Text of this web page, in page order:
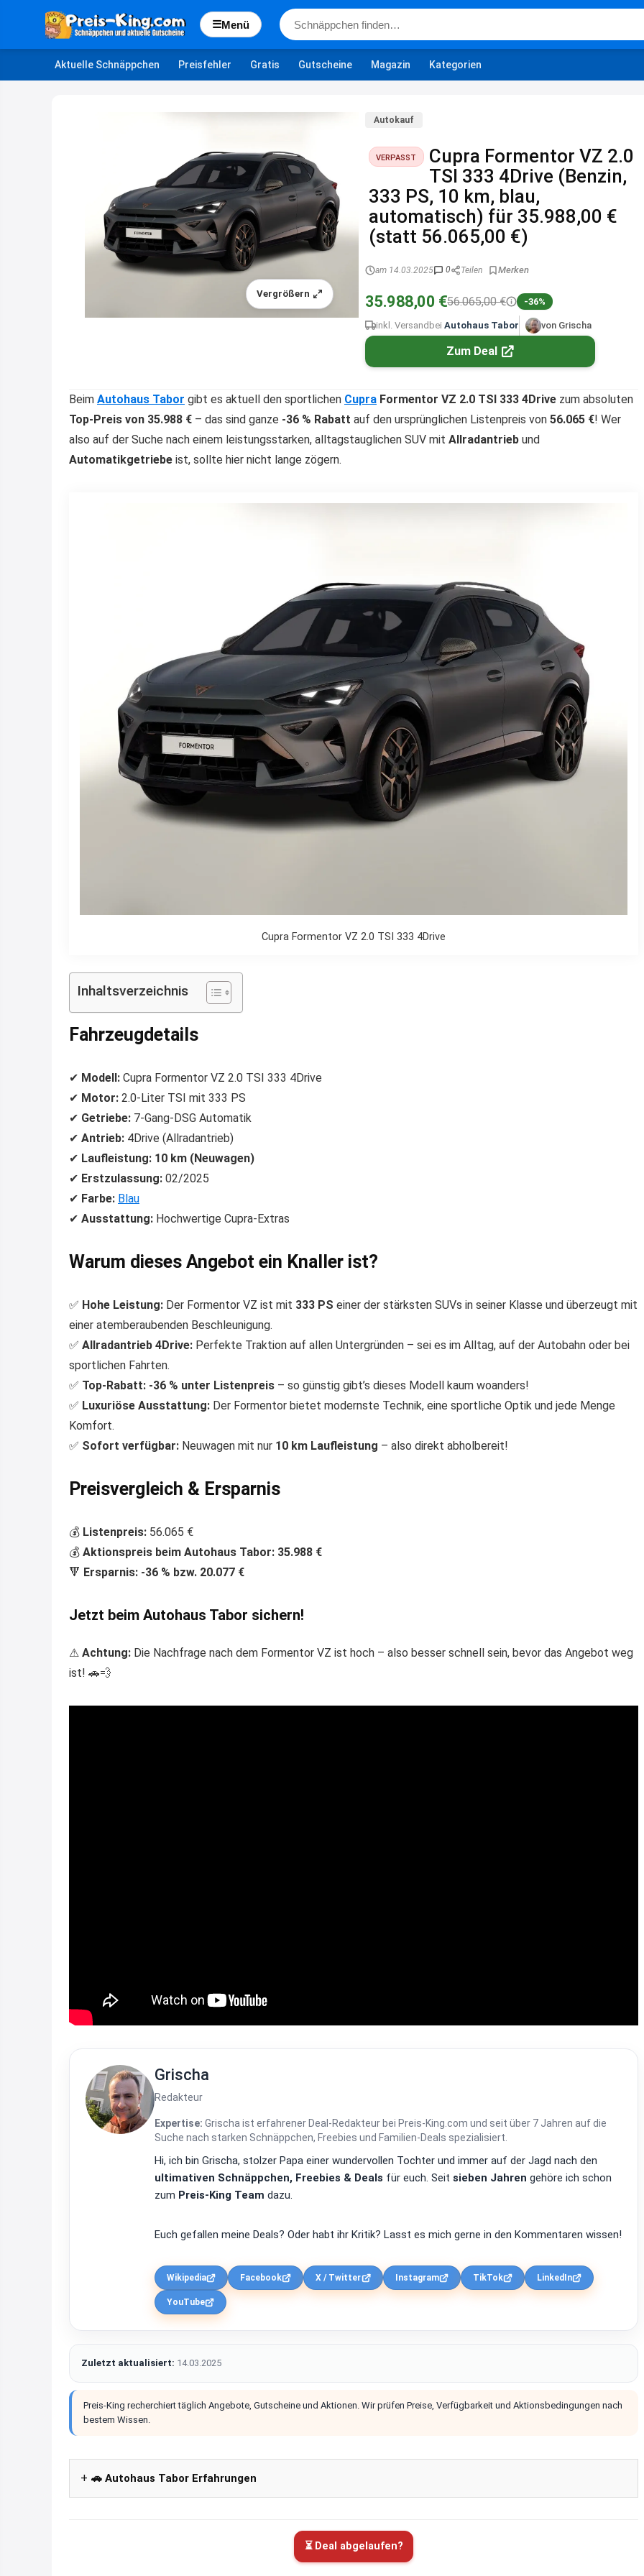
☰Menü
Aktuelle Schnäppchen Preisfehler Gratis Gutscheine Magazin Kategorien
Vergrößern
Autokauf
VERPASST
Cupra Formentor VZ 2.0
TSI 333 4Drive (Benzin,
333 PS, 10 km, blau,
automatisch) für 35.988,00 €
(statt 56.065,00 €)
am 14.03.2025 0 Teilen
35.988,00 €56.065,00 € -36%
inkl. Versand bei Autohaus Tabor von Grischa
Zum Deal
Beim Autohaus Tabor gibt es aktuell den sportlichen Cupra Formentor VZ 2.0 TSI 333 4Drive zum absoluten
Top-Preis von 35.988 € – das sind ganze -36 % Rabatt auf den ursprünglichen Listenpreis von 56.065 €! Wer
also auf der Suche nach einem leistungsstarken, alltagstauglichen SUV mit Allradantrieb und
Automatikgetriebe ist, sollte hier nicht lange zögern.
Cupra Formentor VZ 2.0 TSI 333 4Drive
Inhaltsverzeichnis
Fahrzeugdetails
✔ Modell: Cupra Formentor VZ 2.0 TSI 333 4Drive
✔ Motor: 2.0-Liter TSI mit 333 PS
✔ Getriebe: 7-Gang-DSG Automatik
✔ Antrieb: 4Drive (Allradantrieb)
✔ Laufleistung: 10 km (Neuwagen)
✔ Erstzulassung: 02/2025
✔ Farbe: Blau
✔ Ausstattung: Hochwertige Cupra-Extras
Warum dieses Angebot ein Knaller ist?
✅ Hohe Leistung: Der Formentor VZ ist mit 333 PS einer der stärksten SUVs in seiner Klasse und überzeugt mit
einer atemberaubenden Beschleunigung.
✅ Allradantrieb 4Drive: Perfekte Traktion auf allen Untergründen – sei es im Alltag, auf der Autobahn oder bei
sportlichen Fahrten.
✅ Top-Rabatt: -36 % unter Listenpreis – so günstig gibt’s dieses Modell kaum woanders!
✅ Luxuriöse Ausstattung: Der Formentor bietet modernste Technik, eine sportliche Optik und jede Menge
Komfort.
✅ Sofort verfügbar: Neuwagen mit nur 10 km Laufleistung – also direkt abholbereit!
Preisvergleich & Ersparnis
💰 Listenpreis: 56.065 €
💰 Aktionspreis beim Autohaus Tabor: 35.988 €
🔻 Ersparnis: -36 % bzw. 20.077 €
Jetzt beim Autohaus Tabor sichern!
⚠ Achtung: Die Nachfrage nach dem Formentor VZ ist hoch – also besser schnell sein, bevor das Angebot weg
ist! 🚗💨
Grischa
Redakteur
Expertise: Grischa ist erfahrener Deal-Redakteur bei Preis-King.com und seit über 7 Jahren auf die
Suche nach starken Schnäppchen, Freebies und Familien-Deals spezialisiert.
Hi, ich bin Grischa, stolzer Papa einer wundervollen Tochter und immer auf der Jagd nach den
ultimativen Schnäppchen, Freebies & Deals für euch. Seit sieben Jahren gehöre ich schon
zum Preis-King Team dazu.
Euch gefallen meine Deals? Oder habt ihr Kritik? Lasst es mich gerne in den Kommentaren wissen!
Wikipedia Facebook X / Twitter Instagram TikTok LinkedIn
YouTube
Zuletzt aktualisiert: 14.03.2025
Preis-King recherchiert täglich Angebote, Gutscheine und Aktionen. Wir prüfen Preise, Verfügbarkeit und Aktionsbedingungen nach
bestem Wissen.
🚗 Autohaus Tabor Erfahrungen
⏳ Deal abgelaufen?